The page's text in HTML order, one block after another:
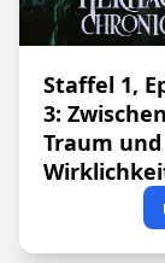
Staffel 1,
3: Zwischen
Traum und